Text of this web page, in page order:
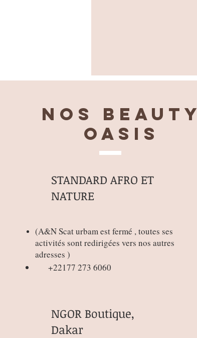
Nos BEAUTY
OASIS
STANDARD AFRO ET
NATURE
(A&N Scat urbam est fermé , toutes ses
activités sont redirigées vers nos autres
adresses )
+22177 273 6060
NGOR Boutique,
Dakar